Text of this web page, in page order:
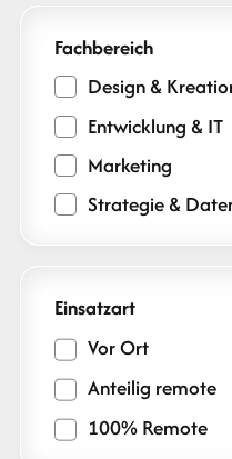
Fachbereich
Design &
Entwicklung & IT
Marketing
Strategie &
Einsatzart
Vor Ort
Anteilig remote
100% Remote